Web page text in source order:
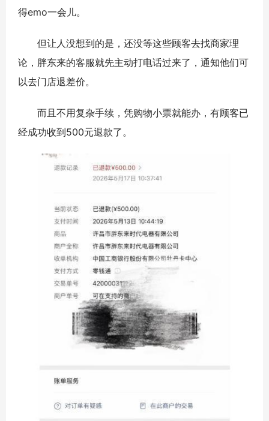
得emo一会儿。
但让人没想到的是，还没等这些顾客去找商家理
论，胖东来的客服就先主动打电话过来了，通知他们可
以去门店退差价。
而且不用复杂手续，凭购物小票就能办，有顾客已
经成功收到500元退款了。